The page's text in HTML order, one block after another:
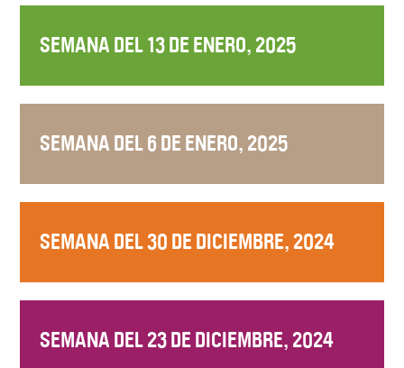
SEMANA DEL 13 DE ENERO, 2025
SEMANA DEL 6 DE ENERO, 2025
SEMANA DEL 30 DE DICIEMBRE, 2024
SEMANA DEL 23 DE DICIEMBRE, 2024